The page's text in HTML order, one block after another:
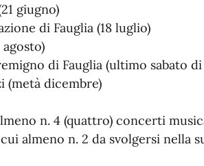
giugno)
di Fauglia (18 luglio)
agosto)
di Fauglia (ultimo sabato
(metà dicembre)
n. 4 (quattro) concerti
almeno n. 2 da svolgersi nella